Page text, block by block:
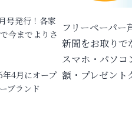
フリーペーパー
新聞をお取り
スマホ・パソコ
額・プレゼン
号発行！各家
今までよりさ
4月にオープ
ブランド